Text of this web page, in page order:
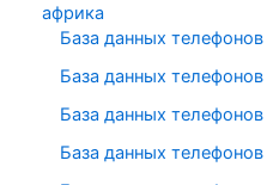
африка
База данных
База данных
База данных
База данных